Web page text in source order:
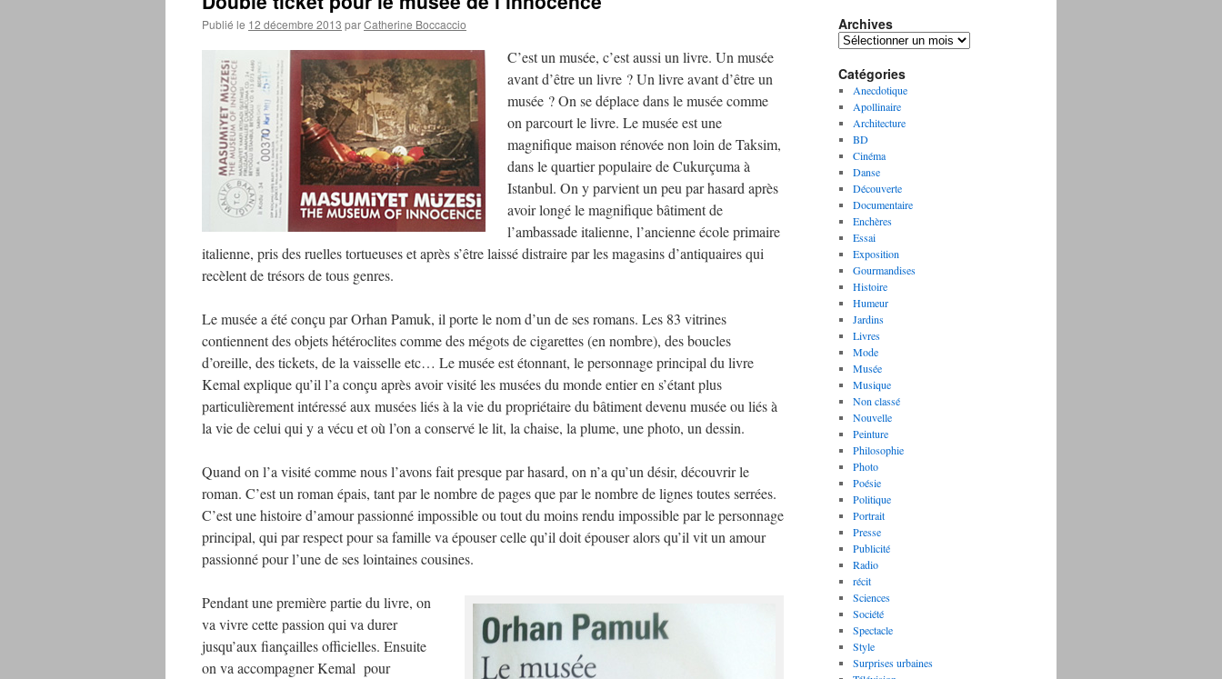
Publié le 12 décembre 2013 parCatherine Boccaccio
C’est un musée, c’est aussi un livre. Un musée
avant d’être un livre ? Un livre avant d’être un
musée ? On se déplace dans le musée comme
on parcourt le livre. Le musée est une
magnifique maison rénovée non loin de Taksim,
dans le quartier populaire de Cukurçuma à
Istanbul. On y parvient un peu par hasard après
avoir longé le magnifique bâtiment de
l’ambassade italienne, l’ancienne école primaire
italienne, pris des ruelles tortueuses et après s’être laissé distraire par les magasins d’antiquaires qui
recèlent de trésors de tous genres.
Le musée a été conçu par Orhan Pamuk, il porte le nom d’un de ses romans. Les 83 vitrines
contiennent des objets hétéroclites comme des mégots de cigarettes (en nombre), des boucles
d’oreille, des tickets, de la vaisselle etc… Le musée est étonnant, le personnage principal du livre
Kemal explique qu’il l’a conçu après avoir visité les musées du monde entier en s’étant plus
particulièrement intéressé aux musées liés à la vie du propriétaire du bâtiment devenu musée ou liés à
la vie de celui qui y a vécu et où l’on a conservé le lit, la chaise, la plume, une photo, un dessin.
Quand on l’a visité comme nous l’avons fait presque par hasard, on n’a qu’un désir, découvrir le
roman. C’est un roman épais, tant par le nombre de pages que par le nombre de lignes toutes serrées.
C’est une histoire d’amour passionné impossible ou tout du moins rendu impossible par le personnage
principal, qui par respect pour sa famille va épouser celle qu’il doit épouser alors qu’il vit un amour
passionné pour l’une de ses lointaines cousines.
Pendant une première partie du livre, on
va vivre cette passion qui va durer
jusqu’aux fiançailles officielles. Ensuite
on va accompagner Kemal pour
Archives
A
c
h
i
v
e
s
Catégories
Anecdotique
Apollinaire
Architecture
BD
Cinéma
Danse
Découverte
Documentaire
Enchères
Essai
Exposition
Gourmandises
Histoire
Humeur
Jardins
Livres
Mode
Musée
Musique
Non classé
Nouvelle
Peinture
Philosophie
Photo
Poésie
Politique
Portrait
Presse
Publicité
Radio
récit
Sciences
Société
Spectacle
Style
Surprises urbaines